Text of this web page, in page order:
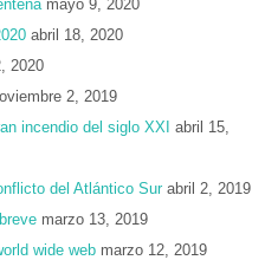
mayo 9, 2020
abril 18, 2020
2020
2, 2019
incendio del siglo XXI
abril 15,
del Atlántico Sur abril 2, 2019
marzo 13, 2019
wide web marzo 12, 2019